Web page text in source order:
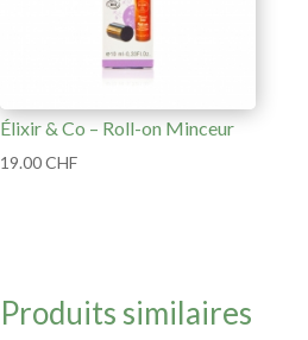
Élixir & Co – Roll-on Minceur
19.00CHF
Produits similaires